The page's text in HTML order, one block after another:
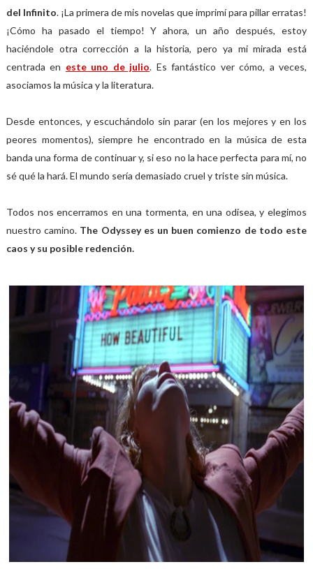
del Infinito. ¡La primera de mis novelas que imprimí para pillar erratas!
¡Cómo ha pasado el tiempo! Y ahora, un año después, estoy
haciéndole otra corrección a la historia, pero ya mi mirada está
centrada en este uno de julio. Es fantástico ver cómo, a veces,
asociamos la música y la literatura.
Desde entonces, y escuchándolo sin parar (en los mejores y en los
peores momentos), siempre he encontrado en la música de esta
banda una forma de continuar y, si eso no la hace perfecta para mí, no
sé qué la hará. El mundo sería demasiado cruel y triste sin música.
Todos nos encerramos en una tormenta, en una odisea, y elegimos
nuestro camino. The Odyssey es un buen comienzo de todo este
caos y su posible redención.